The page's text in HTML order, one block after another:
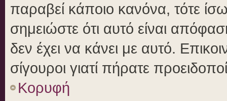
παραβεί κάποιο κανόνα, τότε
σημειώστε ότι αυτό είναι
δεν έχει να κάνει με αυτό.
σίγουροι γιατί πήρατε
Κορυφή